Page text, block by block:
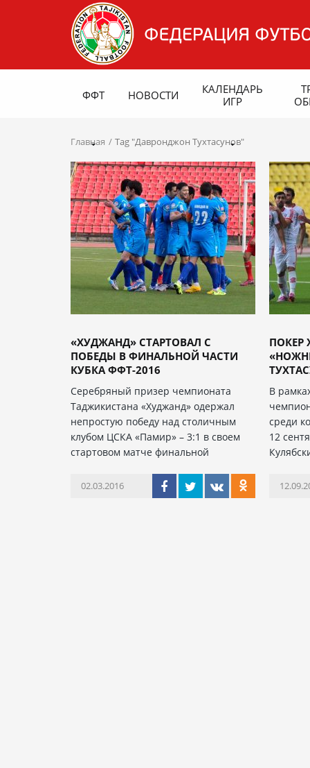
ФФТ НОВОСТИ
КАЛЕНДАРЬ
ИГР
Главная Tag "Давронджон Тухтасунов"
«ХУДЖАНД» СТАРТОВАЛ С
ПОБЕДЫ В ФИНАЛЬНОЙ ЧАСТИ
КУБКА ФФТ-2016
Серебряный призер чемпионата
Таджикистана «Худжанд» одержал
непростую победу над столичным
клубом ЦСКА «Памир» – 3:1 в своем
стартовом матче финальной
02.03.2016
ПОКЕР
В
среди
12